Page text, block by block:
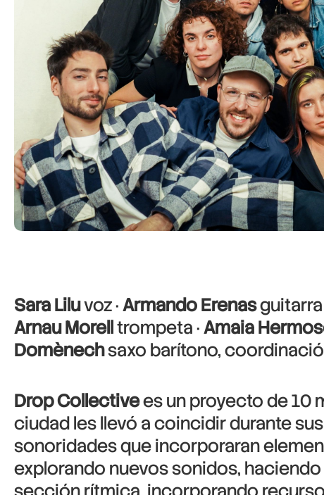
Sara Liluvoz ·Armando Erenasguitarra
Arnau Morelltrompeta ·Amaia
Domènechsaxo barítono,
Drop Collectivees un proyecto de 10
ciudad les llevó a coincidir durante
sonoridades que incorporaran
explorando nuevos sonidos,